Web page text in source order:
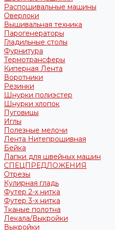
Распошивальные машины
Оверлоки
Вышивальная техника
Парогенераторы
Гладильные столы
Фурнитура
Термотрансферы
Киперная Лента
Воротники
Резинки
Шнурки полиэстер
Шнурки хлопок
Пуговицы
Иглы
Полезные мелочи
Лента Нитепрошивная
Бейка
Лапки для швейных машин
СПЕЦПРЕДЛОЖЕНИЯ
Отрезы
Кулирная гладь
Футер 2-х нитка
Футер 3-х нитка
Тканые полотна
Лекала/Выкройки
Выкройки